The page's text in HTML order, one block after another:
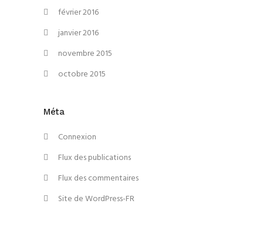
février 2016
janvier 2016
novembre 2015
octobre 2015
Méta
Connexion
Flux des publications
Flux des commentaires
Site de WordPress-FR